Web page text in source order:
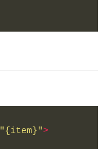
"{item}">